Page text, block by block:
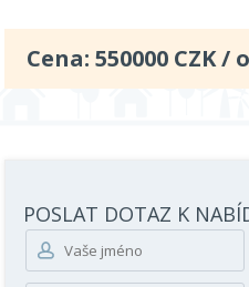
Cena:550000 CZK /
POSLAT DOTAZ K